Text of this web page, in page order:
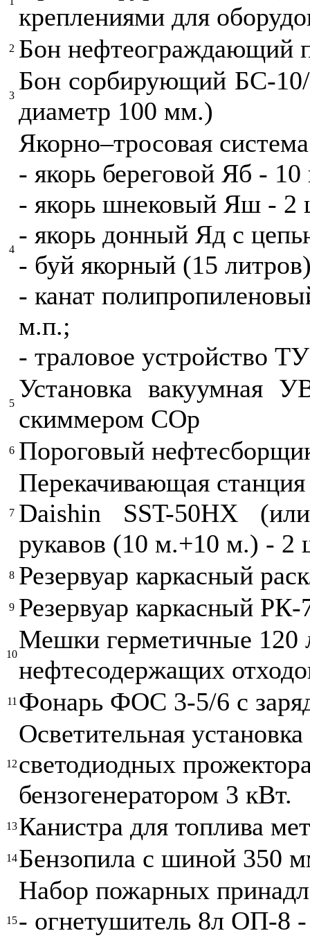
креплениями для
2 Бон нефтеограждающий
3
Бон сорбирующий БС-
диаметр 100 мм.)
4
Якорно–тросовая
- якорь береговой Яб -
- якорь шнековый Яш - 2
- якорь донный Яд с
- буй якорный (15
- канат
м.п.;
- траловое устройство
5
Установка
скиммером СОр
6 Пороговый
7
Перекачивающая
Daishin SST-50HX
рукавов (10 м.+10 м.) - 2
8 Резервуар каркасный
9 Резервуар каркасный РК-
10
Мешки герметичные 120
нефтесодержащих
11 Фонарь ФОС 3-5/6 с
12
Осветительная
светодиодных
бензогенератором 3 кВт.
13Канистра для топлива
14Бензопила с шиной 350
15
Набор пожарных
- огнетушитель 8л ОП-8